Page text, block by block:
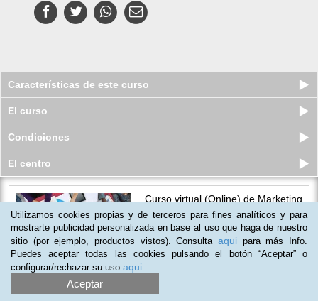
Características de este curso
El curso
Condiciones
El centro
Curso virtual (Online) de Marketing
Estratégico
Cupos disponibles
294.000 $184.000
Utilizamos cookies propias y de terceros para fines analíticos y para
mostrarte publicidad personalizada en base al uso que haga de nuestro
sitio (por ejemplo, productos vistos). Consulta aqui para más Info.
Puedes aceptar todas las cookies pulsando el botón “Aceptar” o
configurar/rechazar su uso aqui
Aceptar